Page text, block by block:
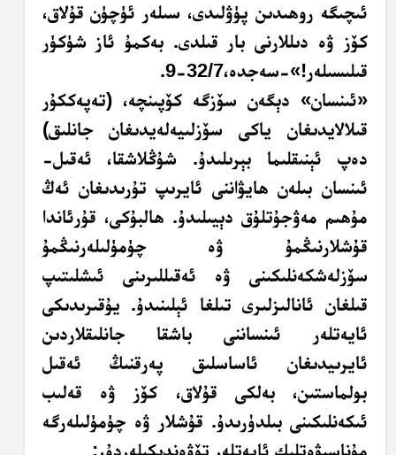
ئىچىگە روھىدىن پۈۋلىدى، سىلەر ئۈچۈن قۇلاق،
كۆز ۋە دىللارنى بار قىلدى. بەكمۇ ئاز شۈكۈر
قىلىسىلەر!»-سەجدە،32/7-9.
«ئىنسان» دېگەن سۆزگە كۆپىنچە، (تەپەككۇر
قىلالايدىغان ياكى سۆزلىيەلەيدىغان جانلىق)
دەپ ئېنىقلىما بېرىلىدۇ. شۇڭلاشقا، ئەقىل-
ئىنسان بىلەن ھايۋاننى ئايرىپ تۇرىدىغان ئەڭ
مۇھىم مەۋجۇتلۇق دېيىلىدۇ. ھالبۇكى، قۇرئاندا
قۇشلارنىڭمۇ ۋە چۈمۈلىلەرنىڭمۇ
سۆزلەشكەنلىكىنى ۋە ئەقىللىرىنى ئىشلىتىپ
قىلغان ئانالىزلىرى تىلغا ئېلىنىدۇ. يۇقىرىدىكى
ئايەتلەر ئىنساننى باشقا جانلىقلاردىن
ئايرىيدىغان ئاساسلىق پەرقنىڭ ئەقىل
بولماستىن، بەلكى قۇلاق، كۆز ۋە قەلىب
ئىكەنلىكىنى بىلدۈرىدۇ. قۇشلار ۋە چۈمۈلىلەرگە
مۇناسىۋەتلىك ئايەتلەر تۆۋەندىكىلەردۇر: